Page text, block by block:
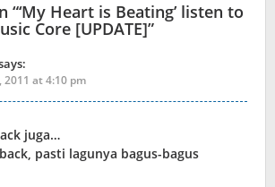
“‘My Heart is Beating’ listen to
Core [UPDATE]”
2011 at 4:10 pm
juga…
pasti lagunya bagus-bagus